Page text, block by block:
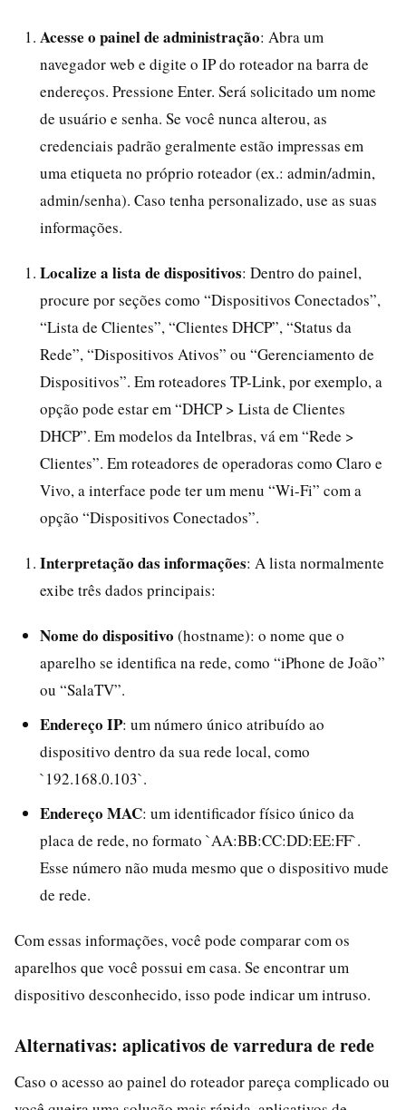
Acesse o painel de administração: Abra um
navegador web e digite o IP do roteador na barra de
endereços. Pressione Enter. Será solicitado um nome
de usuário e senha. Se você nunca alterou, as
credenciais padrão geralmente estão impressas em
uma etiqueta no próprio roteador (ex.: admin/admin,
admin/senha). Caso tenha personalizado, use as suas
informações.
Localize a lista de dispositivos: Dentro do painel,
procure por seções como “Dispositivos Conectados”,
“Lista de Clientes”, “Clientes DHCP”, “Status da
Rede”, “Dispositivos Ativos” ou “Gerenciamento de
Dispositivos”. Em roteadores TP-Link, por exemplo, a
opção pode estar em “DHCP > Lista de Clientes
DHCP”. Em modelos da Intelbras, vá em “Rede >
Clientes”. Em roteadores de operadoras como Claro e
Vivo, a interface pode ter um menu “Wi-Fi” com a
opção “Dispositivos Conectados”.
Interpretação das informações: A lista normalmente
exibe três dados principais:
Nome do dispositivo (hostname): o nome que o
aparelho se identifica na rede, como “iPhone de João”
ou “SalaTV”.
Endereço IP: um número único atribuído ao
dispositivo dentro da sua rede local, como
`192.168.0.103`.
Endereço MAC: um identificador físico único da
placa de rede, no formato `AA:BB:CC:DD:EE:FF`.
Esse número não muda mesmo que o dispositivo mude
de rede.
Com essas informações, você pode comparar com os
aparelhos que você possui em casa. Se encontrar um
dispositivo desconhecido, isso pode indicar um intruso.
Alternativas: aplicativos de varredura de rede
Caso o acesso ao painel do roteador pareça complicado ou